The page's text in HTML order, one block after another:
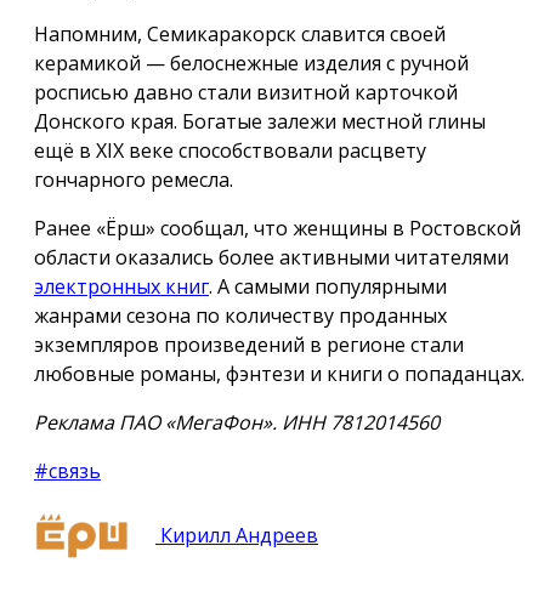
Напомним, Семикаракорск славится своей
керамикой — белоснежные изделия с ручной
росписью давно стали визитной карточкой
Донского края. Богатые залежи местной глины
ещё в XIX веке способствовали расцвету
гончарного ремесла.
Ранее «Ёрш» сообщал, что женщины в Ростовской
области оказались более активными читателями
электронных книг. А самыми популярными
жанрами сезона по количеству проданных
экземпляров произведений в регионе стали
любовные романы, фэнтези и книги о попаданцах.
Реклама ПАО «МегаФон». ИНН 7812014560
#связь
Кирилл Андреев